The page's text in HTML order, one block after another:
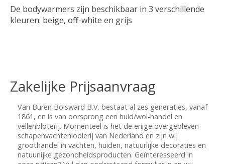
De bodywarmers zijn beschikbaar in 3 verschillende
kleuren: beige, off-white en grijs
Zakelijke Prijsaanvraag
Van Buren Bolsward B.V. bestaat al zes generaties, vanaf
1861, en is van oorsprong een huid/wol-handel en
vellenbloterij. Momenteel is het de enige overgebleven
schapenvachtenlooierij van Nederland en zijn wij
groothandel in vachten, huiden, natuurlijke decoraties en
natuurlijke gezondheidsproducten. Geïnteresseerd in